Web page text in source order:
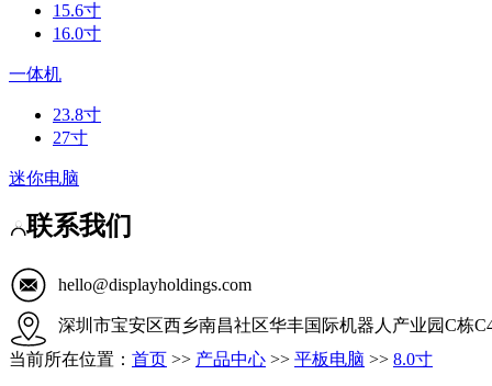
15.6寸
16.0寸
一体机
23.8寸
27寸
迷你电脑
联系我们
hello@displayholdings.com
深圳市宝安区西乡南昌社区华丰国际机器人产业园C栋
当前所在位置： 首页 >> 产品中心 >> 平板电脑 >> 8.0寸